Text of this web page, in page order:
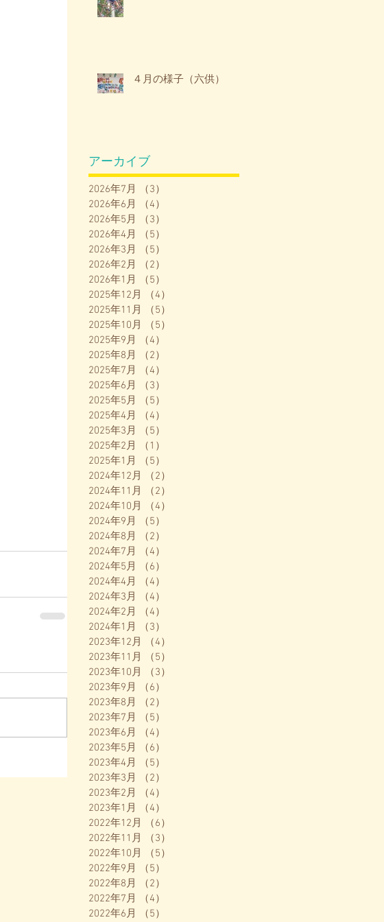
４月の様子（六供）
アーカイブ
2026年7月 （3）
2026年6月
（4）
2026年5月
（3）
2026年4月
（5）
2026年3月
（5）
2026年2月
（2）
2026年1月
（5）
2025年12月
（4）
2025年11月
（5）
2025年10月
（5）
2025年9月
（4）
2025年8月
（2）
2025年7月
（4）
2025年6月
（3）
2025年5月
（5）
2025年4月
（4）
2025年3月
（5）
2025年2月
（1）
2025年1月
（5）
2024年12月
（2）
2024年11月
（2）
2024年10月
（4）
2024年9月
（5）
2024年8月
（2）
2024年7月
（4）
2024年5月
（6）
2024年4月
（4）
2024年3月
（4）
2024年2月
（4）
2024年1月
（3）
2023年12月
（4）
2023年11月
（5）
2023年10月
（3）
2023年9月
（6）
2023年8月
（2）
2023年7月
（5）
2023年6月
（4）
2023年5月
（6）
2023年4月
（5）
2023年3月
（2）
2023年2月
（4）
2023年1月
（4）
2022年12月
（6）
2022年11月
（3）
2022年10月
（5）
2022年9月
（5）
2022年8月
（2）
2022年7月
（4）
2022年6月
（5）